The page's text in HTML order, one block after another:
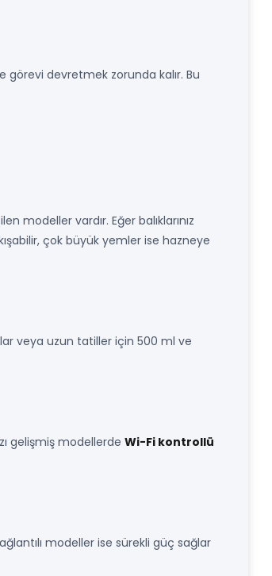
devretmek zorunda kalır. Bu
vardır. Eğer balıklarınız
çok büyük yemler ise hazneye
veya uzun tatiller için 500 ml ve
gelişmiş modellerde Wi-Fi kontrollü
modeller ise sürekli güç sağlar